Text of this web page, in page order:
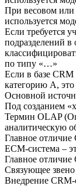
При весовом или
используется
Если требуется
подразделений
по типу «…»
Если в базе CRM
категорию A,
Основной
Под созданием
Термин OLAP
аналитическую
Главное
ECM-система –
Главное
Связующее
Внедрение